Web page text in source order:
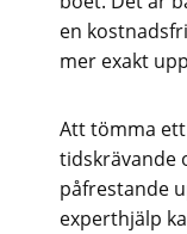
en
mer exakt
Att tömma
tidskrävande
påfrestande
experthjälp